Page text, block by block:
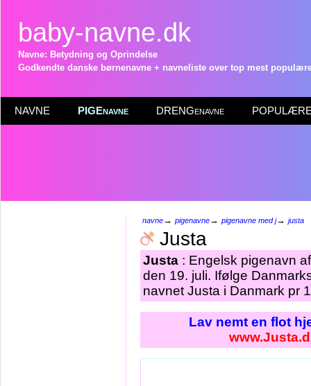
baby-navne.dk
Navne: Betydning og Oprindelse
Godkendte danske børnenavne + navneliste over top mest
NAVNE PIGEnavne DRENGenavne POPULÆRE
navne→ pigenavne→ pigenavne med j→ justa
Justa
Justa : Engelsk pigenavn
den 19. juli. Ifølge
navnet Justa i Danmark pr
Lav nemt en flot